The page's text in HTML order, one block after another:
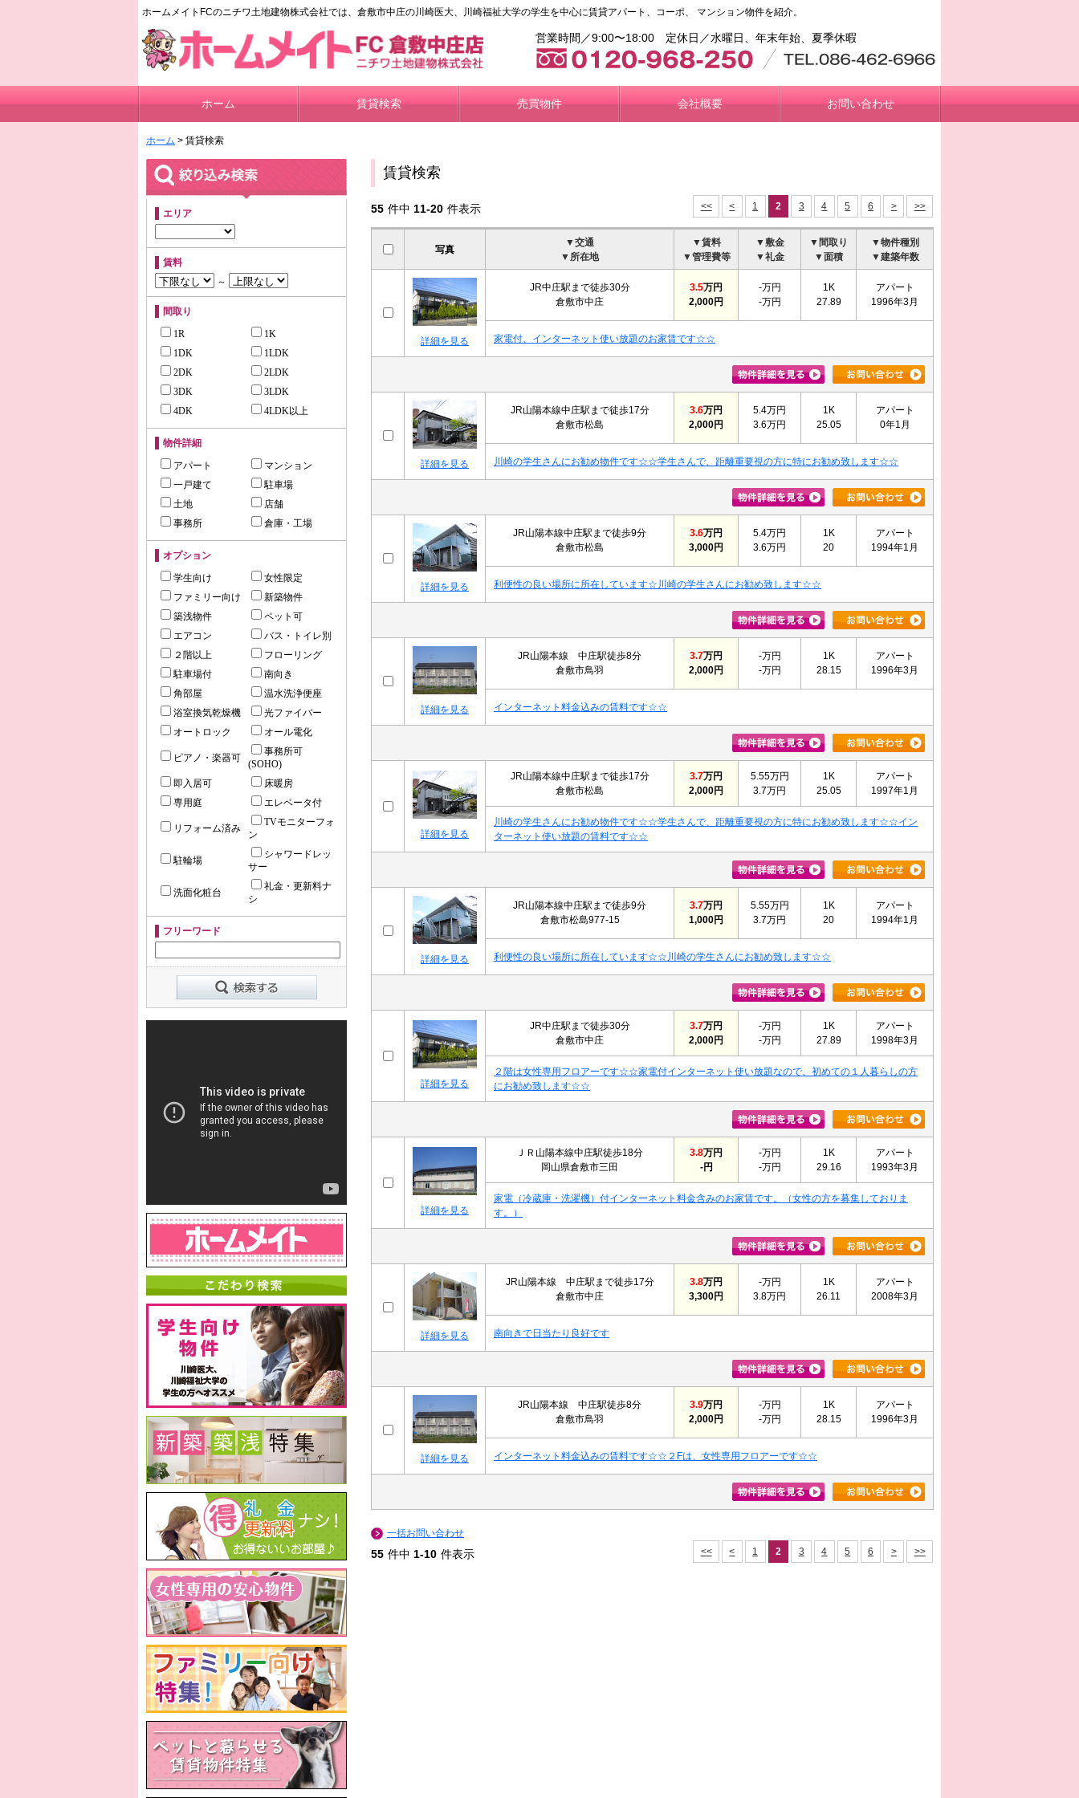
ホームメイトFCのニチワ土地建物株式会社では、倉敷市中庄の川崎医大、川崎福祉大学の学生を中心に賃貸アパート、コーポ、 マンション物件を紹介。
営業時間／9:00〜18:00 定休日／水曜日、年末年始、夏季休暇
ホーム 賃貸検索 売買物件 会社概要 お問い合わせ
ホーム > 賃貸検索
エリア
賃料
～
間取り
1R
1K
1DK
1LDK
2DK
2LDK
3DK
3LDK
4DK
4LDK以上
物件詳細
アパート
マンション
一戸建て
駐車場
土地
店舗
事務所
倉庫・工場
オプション
学生向け
女性限定
ファミリー向け
新築物件
築浅物件
ペット可
エアコン
バス・トイレ別
２階以上
フローリング
駐車場付
南向き
角部屋
温水洗浄便座
浴室換気乾燥機
光ファイバー
オートロック
オール電化
ピアノ・楽器可
事務所可
(SOHO)
即入居可
床暖房
専用庭
エレベータ付
リフォーム済み
TVモニターフォ
ン
駐輪場
シャワードレッ
サー
洗面化粧台
礼金・更新料ナ
シ
フリーワード
賃貸検索
55 件中 11-20 件表示 << < 1 2 3 4 5 6 > >>
写真
▼交通
▼所在地
▼賃料
▼管理費等
▼敷金
▼礼金
▼間取り
▼面積
▼物件種別
▼建築年数
詳細を見る
JR中庄駅まで徒歩30分
倉敷市中庄
3.5万円
2,000円
-万円
-万円
1K
27.89
アパート
1996年3月
家電付、インターネット使い放題のお家賃です☆☆
詳細を見る
JR山陽本線中庄駅まで徒歩17分
倉敷市松島
3.6万円
2,000円
5.4万円
3.6万円
1K
25.05
アパート
0年1月
川崎の学生さんにお勧め物件です☆☆学生さんで、距離重要視の方に特にお勧め致します☆☆
詳細を見る
JR山陽本線中庄駅まで徒歩9分
倉敷市松島
3.6万円
3,000円
5.4万円
3.6万円
1K
20
アパート
1994年1月
利便性の良い場所に所在しています☆川崎の学生さんにお勧め致します☆☆
詳細を見る
JR山陽本線 中庄駅徒歩8分
倉敷市鳥羽
3.7万円
2,000円
-万円
-万円
1K
28.15
アパート
1996年3月
インターネット料金込みの賃料です☆☆
詳細を見る
JR山陽本線中庄駅まで徒歩17分
倉敷市松島
3.7万円
2,000円
5.55万円
3.7万円
1K
25.05
アパート
1997年1月
川崎の学生さんにお勧め物件です☆☆学生さんで、距離重要視の方に特にお勧め致します☆☆イン
ターネット使い放題の賃料です☆☆
詳細を見る
JR山陽本線中庄駅まで徒歩9分
倉敷市松島977-15
3.7万円
1,000円
5.55万円
3.7万円
1K
20
アパート
1994年1月
利便性の良い場所に所在しています☆☆川崎の学生さんにお勧め致します☆☆
詳細を見る
JR中庄駅まで徒歩30分
倉敷市中庄
3.7万円
2,000円
-万円
-万円
1K
27.89
アパート
1998年3月
２階は女性専用フロアーです☆☆家電付インターネット使い放題なので、初めての１人暮らしの方
にお勧め致します☆☆
詳細を見る
ＪＲ山陽本線中庄駅徒歩18分
岡山県倉敷市三田
3.8万円
-円
-万円
-万円
1K
29.16
アパート
1993年3月
家電（冷蔵庫・洗濯機）付インターネット料金含みのお家賃です。（女性の方を募集しておりま
す。）
詳細を見る
JR山陽本線 中庄駅まで徒歩17分
倉敷市中庄
3.8万円
3,300円
-万円
3.8万円
1K
26.11
アパート
2008年3月
南向きで日当たり良好です
詳細を見る
JR山陽本線 中庄駅徒歩8分
倉敷市鳥羽
3.9万円
2,000円
-万円
-万円
1K
28.15
アパート
1996年3月
インターネット料金込みの賃料です☆☆２Fは、女性専用フロアーです☆☆
一括お問い合わせ
55 件中 1-10 件表示 << < 1 2 3 4 5 6 > >>